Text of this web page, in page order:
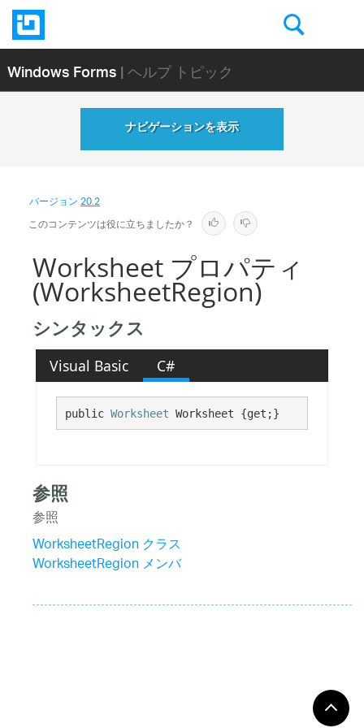
Windows Forms| ヘルプ トピック
ナビゲーションを表示
バージョン20.2
このコンテンツは役に立ちましたか？
Worksheet プロパティ
(WorksheetRegion)
シンタックス
Visual Basic C#
public Worksheet Worksheet {get;}
参照
参照
WorksheetRegion クラス
WorksheetRegion メンバ